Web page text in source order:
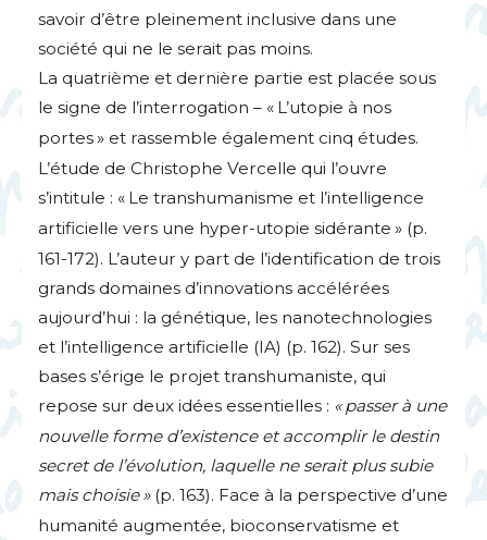
savoir d’être pleinement inclusive dans une
société qui ne le serait pas moins.
La quatrième et dernière partie est placée sous
le signe de l’interrogation – « L’utopie à nos
portes» et rassemble également cinq études.
L’étude de Christophe Vercelle qui l’ouvre
s’intitule : « Le transhumanisme et l’intelligence
artificielle vers une hyper-utopie sidérante » (p.
161-172). L’auteur y part de l’identification de trois
grands domaines d’innovations accélérées
aujourd’hui : la génétique, les nanotechnologies
et l’intelligence artificielle (IA) (p. 162). Sur ses
bases s’érige le projet transhumaniste, qui
repose sur deux idées essentielles : « passer à une
nouvelle forme d’existence et accomplir le destin
secret de l’évolution, laquelle ne serait plus subie
mais choisie »(p. 163). Face à la perspective d’une
humanité augmentée, bioconservatisme et